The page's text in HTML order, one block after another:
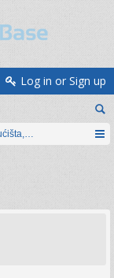
Log in or Sign up
periferija